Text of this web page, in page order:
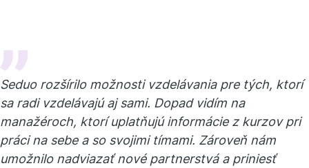
Seduo rozšírilo možnosti vzdelávania pre tých, ktorí
sa radi vzdelávajú aj sami. Dopad vidím na
manažéroch, ktorí uplatňujú informácie z kurzov pri
práci na sebe a so svojimi tímami. Zároveň nám
umožnilo nadviazať nové partnerstvá a priniesť